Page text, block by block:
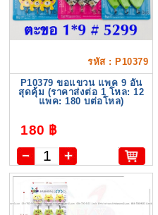
รหัส : P10379
P10379 ขอแขวน แพค 9 อัน
สุดคุ้ม (ราคาส่งต่อ 1 โหล: 12
แพค: 180 บต่อโหล)
180 ฿